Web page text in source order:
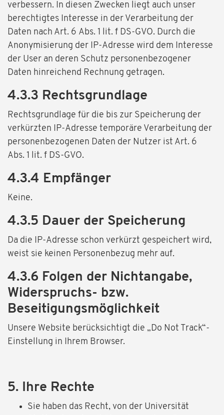
verbessern. In diesen Zwecken liegt auch unser
berechtigtes Interesse in der Verarbeitung der
Daten nach Art. 6 Abs. 1 lit. f DS-GVO. Durch die
Anonymisierung der IP-Adresse wird dem Interesse
der User an deren Schutz personenbezogener
Daten hinreichend Rechnung getragen.
4.3.3 Rechtsgrundlage
Rechtsgrundlage für die bis zur Speicherung der
verkürzten IP-Adresse temporäre Verarbeitung der
personenbezogenen Daten der Nutzer ist Art. 6
Abs. 1 lit. f DS-GVO.
4.3.4 Empfänger
Keine.
4.3.5 Dauer der Speicherung
Da die IP-Adresse schon verkürzt gespeichert wird,
weist sie keinen Personenbezug mehr auf.
4.3.6 Folgen der Nichtangabe,
Widerspruchs- bzw.
Beseitigungsmöglichkeit
Unsere Website berücksichtigt die „Do Not Track“-
Einstellung in Ihrem Browser.
5. Ihre Rechte
Sie haben das Recht, von der Universität